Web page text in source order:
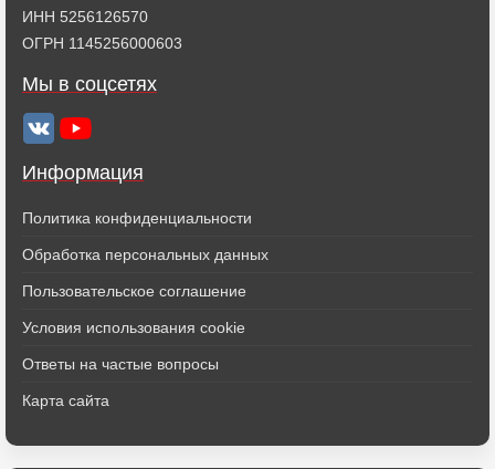
Информация
Политика конфиденциальности
Обработка персональных данных
Пользовательское соглашение
Условия использования cookie
Ответы на частые вопросы
Карта сайта
ИНН 5256126570
ОГРН 1145256000603
Мы в соцсетях